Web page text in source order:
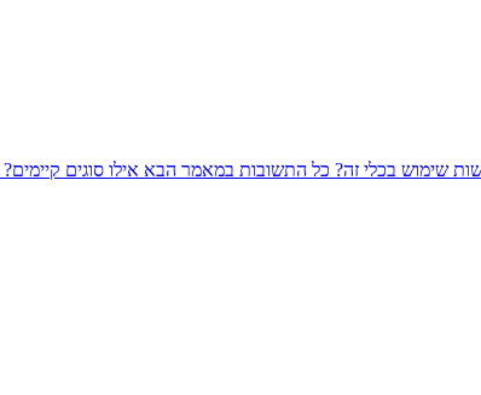
שימוש בכלי זה? כל התשובות במאמר הבא אילו סוגים קיימים?